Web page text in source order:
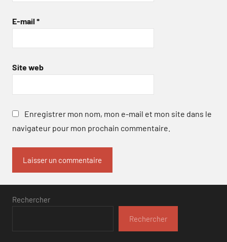
E-mail *
Site web
Enregistrer mon nom, mon e-mail et mon site dans le
navigateur pour mon prochain commentaire.
Rechercher
Rechercher